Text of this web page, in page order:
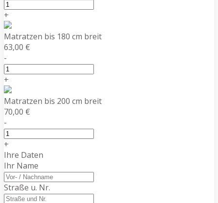
+
Matratzen bis 180 cm breit
63,00 €
-
+
Matratzen bis 200 cm breit
70,00 €
-
+
Ihre Daten
Ihr Name
Straße u. Nr.